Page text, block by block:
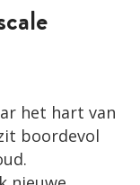
het hart van
boordevol